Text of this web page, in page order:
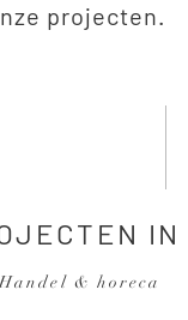
projecten.
Handel & horeca